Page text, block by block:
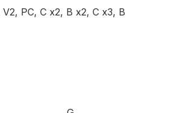
PC, C x2, B x2, C x3, B